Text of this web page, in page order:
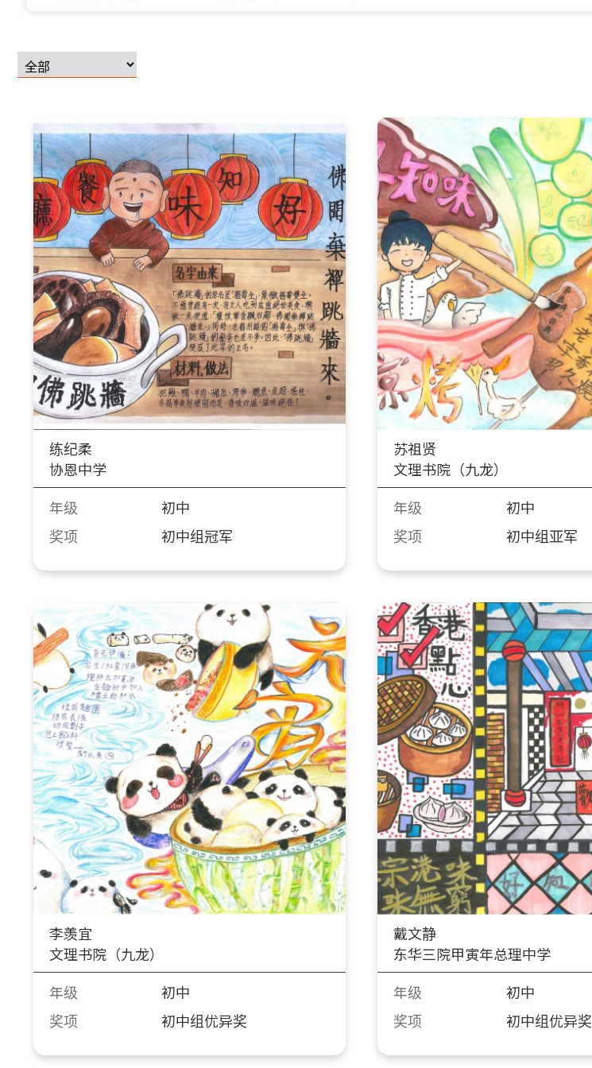
练纪柔
协恩中学
年级
初中
奖项
初中组冠军
苏祖贤
文理书院（九龙）
年级
初中
奖项
初中组亚军
李羡宜
文理书院（九龙）
年级
初中
奖项
初中组优异奖
戴文静
东华三院甲寅年总理中学
年级
初中
奖项
初中组优异奖